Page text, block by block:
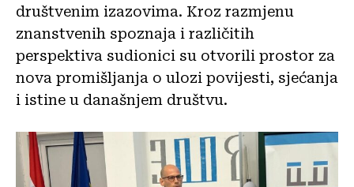
društvenim izazovima. Kroz razmjenu
znanstvenih spoznaja i različitih
perspektiva sudionici su otvorili prostor za
nova promišljanja o ulozi povijesti, sjećanja
i istine u današnjem društvu.